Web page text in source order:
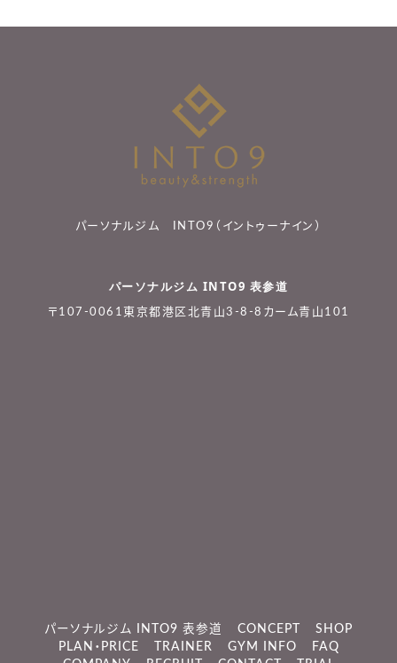
パーソナルジム INTO9（イントゥーナイン）
パーソナルジム INTO9 表参道
〒107-0061東京都港区北青山3-8-8カーム青山101
パーソナルジム INTO9 表参道 CONCEPT
SHOP
PLAN・PRICE
TRAINER GYM INFO
FAQ